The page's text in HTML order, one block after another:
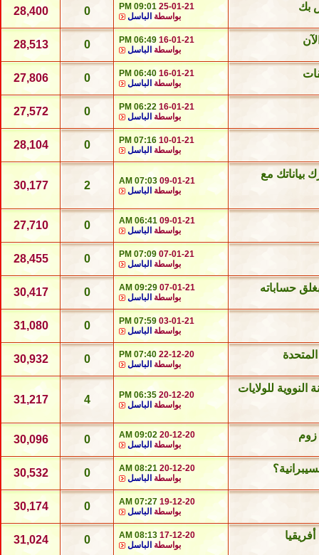
بك 25-01-21
09:01 PM
بواسطة الباسل 0
28,400
16-01-21
06:49 PM
بواسطة الباسل 0
28,513
16-01-21
06:40 PM
بواسطة الباسل 0
27,806
16-01-21
06:22 PM
بواسطة الباسل 0
27,572
10-01-21
07:16 PM
بواسطة الباسل 0
28,104
بياناتك مع
09-01-21
07:03 AM
بواسطة الباسل 2
30,177
09-01-21
06:41 AM
بواسطة الباسل 0
27,710
07-01-21
07:09 PM
بواسطة الباسل 0
28,455
حساباته 07-01-21
09:29 AM
بواسطة الباسل 0
30,417
03-01-21
07:59 PM
بواسطة الباسل 0
31,080
22-12-20
07:40 PM
بواسطة الباسل 0
30,932
للولايات
20-12-20
06:35 PM
بواسطة الباسل 4
31,217
زوم 20-12-20
09:02 AM
بواسطة الباسل 0
30,096
20-12-20
08:21 AM
بواسطة الباسل 0
30,532
19-12-20
07:27 AM
بواسطة الباسل 0
30,174
17-12-20
08:13 AM
بواسطة الباسل 0
31,024